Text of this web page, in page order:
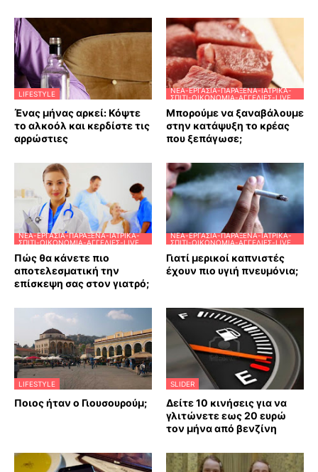
LIFESTYLE
Ένας μήνας αρκεί: Κόψτε
το αλκοόλ και κερδίστε τις
αρρώστιες
ΝΈΑ-ΕΡΓΑΣΊΑ-ΠΑΡΆΞΕΝΑ-ΙΑΤΡΙΚΆ-
ΣΠΊΤΙ-ΟΙΚΟΝΟΜΊΑ-ΑΓΓΕΛΊΕΣ-LIVE
Μπορούμε να ξαναβάλουμε
στην κατάψυξη το κρέας
που ξεπάγωσε;
ΝΈΑ-ΕΡΓΑΣΊΑ-ΠΑΡΆΞΕΝΑ-ΙΑΤΡΙΚΆ-
ΣΠΊΤΙ-ΟΙΚΟΝΟΜΊΑ-ΑΓΓΕΛΊΕΣ-LIVE
Πώς θα κάνετε πιο
αποτελεσματική την
επίσκεψη σας στον γιατρό;
ΝΈΑ-ΕΡΓΑΣΊΑ-ΠΑΡΆΞΕΝΑ-ΙΑΤΡΙΚΆ-
ΣΠΊΤΙ-ΟΙΚΟΝΟΜΊΑ-ΑΓΓΕΛΊΕΣ-LIVE
Γιατί μερικοί καπνιστές
έχουν πιο υγιή πνευμόνια;
LIFESTYLE
Ποιος ήταν ο Γιουσουρούμ;
SLIDER
Δείτε 10 κινήσεις για να
γλιτώνετε εως 20 ευρώ
τον μήνα από βενζίνη